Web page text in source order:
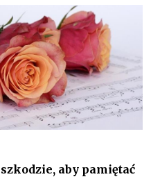
aby pamiętać